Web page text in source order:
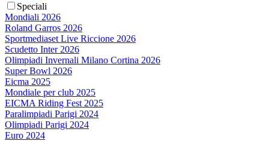
Speciali
Mondiali 2026
Roland Garros 2026
Sportmediaset Live Riccione 2026
Scudetto Inter 2026
Olimpiadi Invernali Milano Cortina 2026
Super Bowl 2026
Eicma 2025
Mondiale per club 2025
EICMA Riding Fest 2025
Paralimpiadi Parigi 2024
Olimpiadi Parigi 2024
Euro 2024